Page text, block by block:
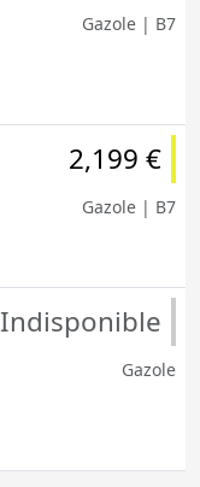
Gazole | B7
2,199 €
Gazole | B7
Indisponible
Gazole